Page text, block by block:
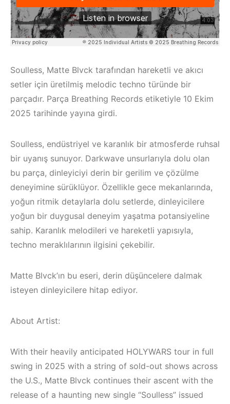
/
Müzik
2022 –
Techno,
Akyaka /
Marmaris /
Kuşadası /
Elektronik Müzik
Soulless, Matte Blvck tarafından hareketli ve akıcı
setler için üretilmiş melodic techno türünde bir
parçadır. Parça Breathing Records etiketiyle 10 Ekim
2025 tarihinde yayına girdi.
Soulless, endüstriyel ve karanlık bir atmosferde ruhsal
bir uyanış sunuyor. Darkwave unsurlarıyla dolu olan
bu parça, dinleyiciyi derin bir gerilim ve çözülme
deneyimine sürüklüyor. Özellikle gece mekanlarında,
yoğun ritmik detaylarla dolu setlerde, dinleyicilere
yoğun bir duygusal deneyim yaşatma potansiyeline
sahip. Karanlık melodileri ve hareketli yapısıyla,
techno meraklılarının ilgisini çekebilir.
Matte Blvck’ın bu eseri, derin düşüncelere dalmak
isteyen dinleyicilere hitap ediyor.
About Artist:
With their heavily anticipated HOLYWARS tour in full
swing in 2025 with a string of sold-out shows across
the U.S., Matte Blvck continues their ascent with the
release of a haunting new single “Soulless” issued